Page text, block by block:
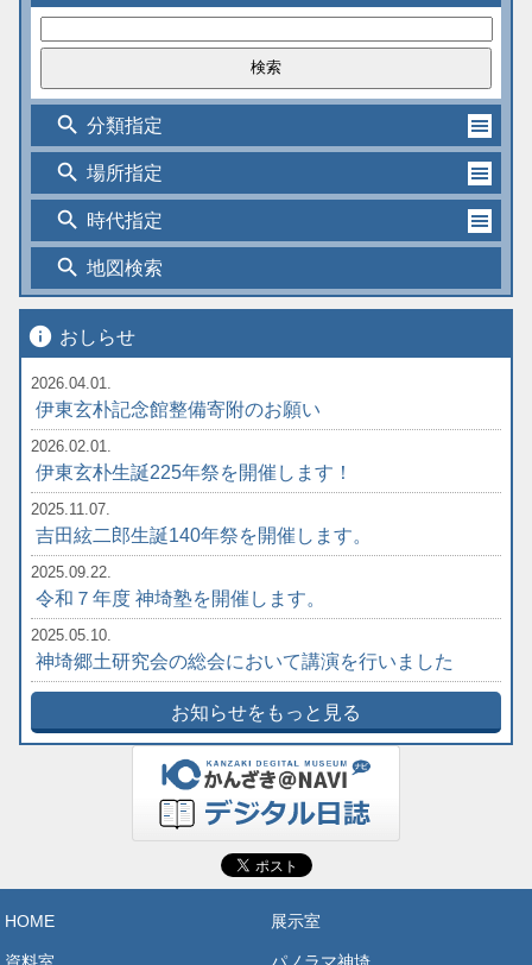
search 分類指定
search 場所指定
search 時代指定
search 地図検索
info おしらせ
2026.04.01.
伊東玄朴記念館整備寄附のお願い
2026.02.01.
伊東玄朴生誕225年祭を開催します！
2025.11.07.
吉田絃二郎生誕140年祭を開催します。
2025.09.22.
令和７年度 神埼塾を開催します。
2025.05.10.
神埼郷土研究会の総会において講演を行いました
お知らせをもっと見る
HOME 展示室